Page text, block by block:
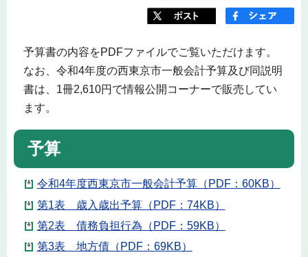
予算書の内容をPDFファイルでご覧いただけます。
なお、令和4年度の西東京市一般会計予算及び同説明
書は、1冊2,610円で情報公開コーナーで販売してい
ます。
予算
令和4年度西東京市一般会計予算（PDF：60KB）
第1表 歳入歳出予算（PDF：74KB）
第2表 債務負担行為（PDF：59KB）
第3表 地方債（PDF：69KB）